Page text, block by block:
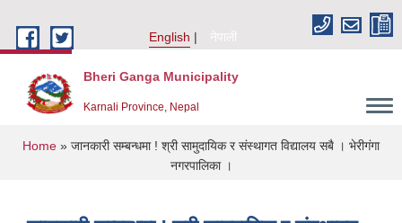
English
नेपाली
Bheri Ganga Municipality
Karnali Province, Nepal
You are here
Home » जानकारी सम्बन्धमा ! श्री सामुदायिक र संस्थागत विद्यालय सबै । भेरीगंगा
नगरपालिका ।